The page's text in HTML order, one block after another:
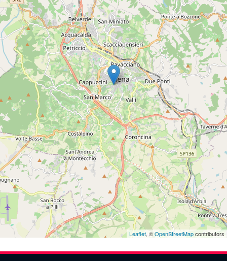
Leaflet, ©OpenStreetMapcontributors